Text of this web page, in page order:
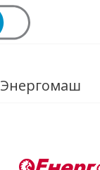
Энергомаш